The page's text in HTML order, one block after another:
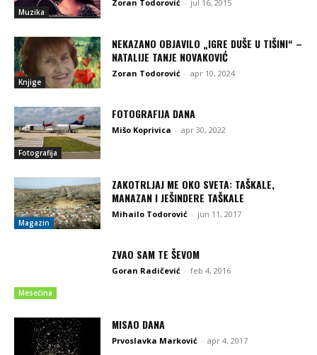
Muzika
Zoran Todorović - jul 16, 2015
Knjige
NEKAZANO OBJAVILO „IGRE DUŠE U TIŠINI“ –
NATALIJE TANJE NOVAKOVIĆ
Zoran Todorović - apr 10, 2024
Fotografija
FOTOGRAFIJA DANA
Mišo Koprivica - apr 30, 2022
Magazin
ZAKOTRLJAJ ME OKO SVETA: TAŠKALE,
MANAZAN I JEŠINDERE TAŠKALE
Mihailo Todorović - jun 11, 2017
Mesečina
ZVAO SAM TE ŠEVOM
Goran Radičević - feb 4, 2016
MISAO DANA
Prvoslavka Marković - apr 4, 2017